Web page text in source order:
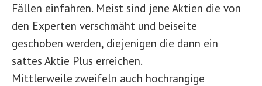
Fällen einfahren. Meist sind jene Aktien die von
den Experten verschmäht und beiseite
geschoben werden, diejenigen die dann ein
sattes Aktie Plus erreichen.
Mittlerweile zweifeln auch hochrangige